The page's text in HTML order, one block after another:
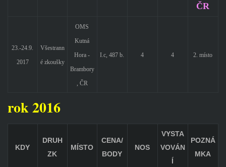
ČR
23.-24.9.
2017
Všestrann
é zkoušky
OMS
Kutná
Hora -
Brambory
, ČR
I.c, 487 b. 4 4 2. místo
rok 2016
KDY
DRUH
ZK
MÍSTO
CENA/
BODY
NOS
VYSTA
VOVÁN
Í
POZNÁ
MKA